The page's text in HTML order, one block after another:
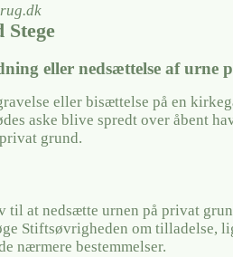
Stege
eller nedsættelse af urne
eller bisættelse på en
aske blive spredt over åbent
grund.
til at nedsætte urnen på privat
Stiftsøvrigheden om tilladelse,
nærmere bestemmelser.